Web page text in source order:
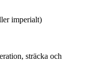
imperialt)
sträcka och